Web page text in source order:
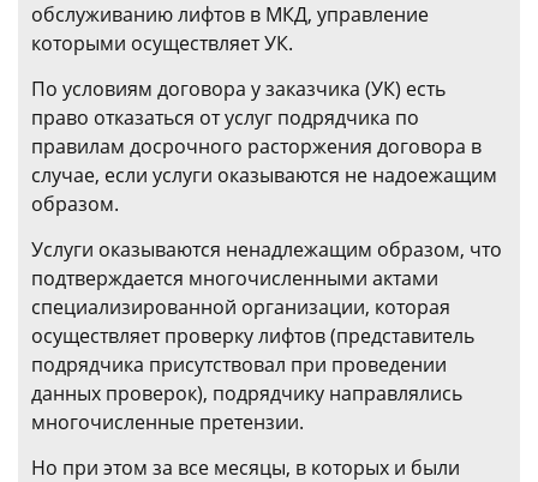
обслуживанию лифтов в МКД, управление
которыми осуществляет УК.
По условиям договора у заказчика (УК) есть
право отказаться от услуг подрядчика по
правилам досрочного расторжения договора в
случае, если услуги оказываются не надоежащим
образом.
Услуги оказываются ненадлежащим образом, что
подтверждается многочисленными актами
специализированной организации, которая
осуществляет проверку лифтов (представитель
подрядчика присутствовал при проведении
данных проверок), подрядчику направлялись
многочисленные претензии.
Но при этом за все месяцы, в которых и были